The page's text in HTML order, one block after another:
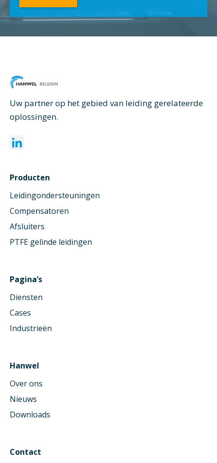
Uw partner op het gebied van leiding gerelateerde
oplossingen.
Producten
Leidingondersteuningen
Compensatoren
Afsluiters
PTFE gelinde leidingen
Pagina’s
Diensten
Cases
Industrieën
Hanwel
Over ons
Nieuws
Downloads
Contact